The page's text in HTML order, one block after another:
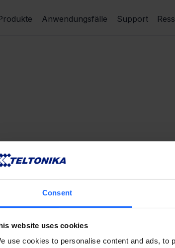
Consent
website uses cookies
use cookies to personalise content and ads, to
Anwendungsfälle Support